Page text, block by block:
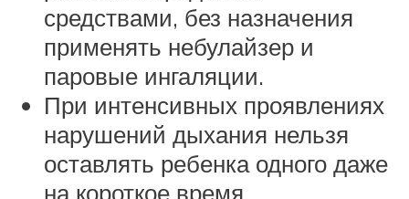
средствами, без назначения
применять небулайзер и
паровые ингаляции.
При интенсивных проявлениях
нарушений дыхания нельзя
оставлять ребенка одного даже
на короткое время.